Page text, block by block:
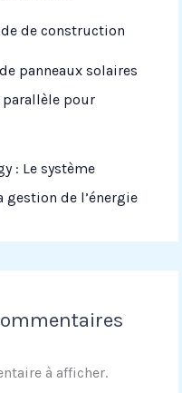
de construction
panneaux solaires
parallèle pour
: Le système
gestion de l’énergie
à afficher.